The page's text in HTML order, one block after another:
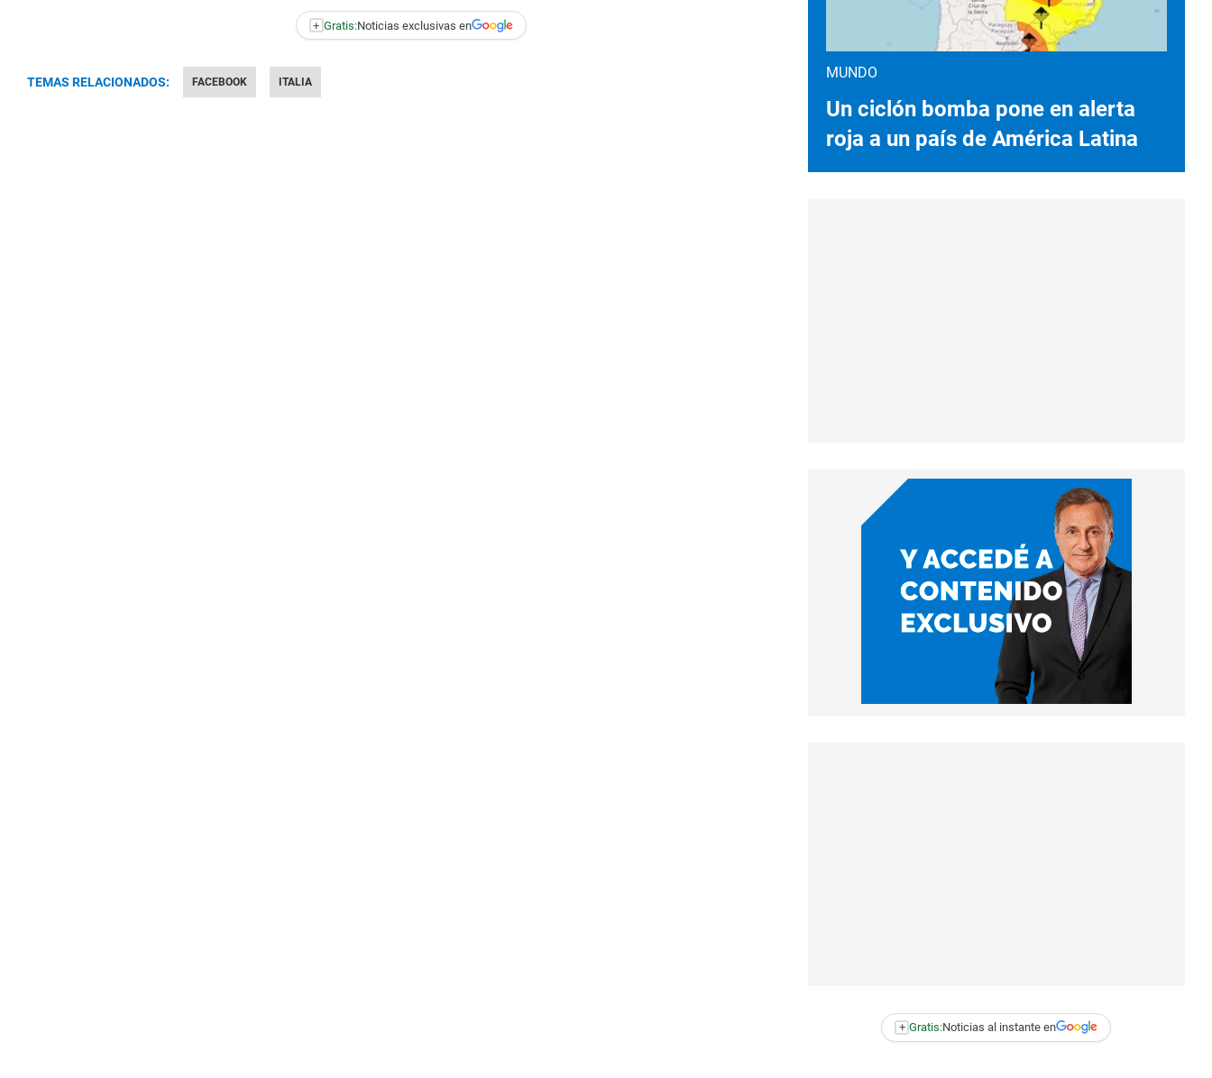
+ Gratis:Noticias exclusivas en
TEMAS RELACIONADOS: FACEBOOK ITALIA
MUNDO
Un ciclón bomba pone en alerta
roja a un país de América Latina
+ Gratis:Noticias al instante en